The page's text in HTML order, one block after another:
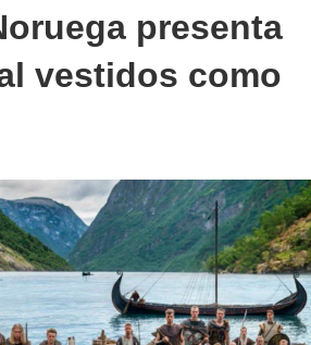
presenta
vestidos como